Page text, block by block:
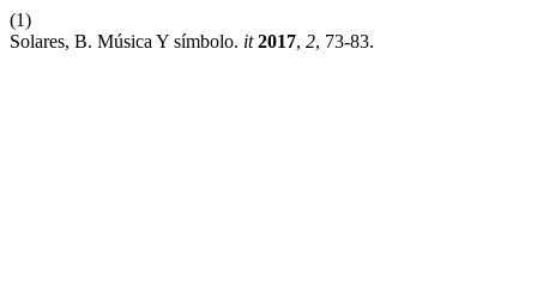
(1)
Solares, B. Música Y símbolo. it 2017, 2, 73-83.